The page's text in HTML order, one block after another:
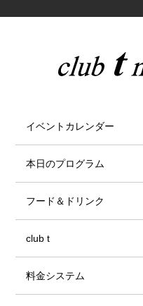
イベントカレンダー
本日のプログラム
フード＆ドリンク
club t
料金システム